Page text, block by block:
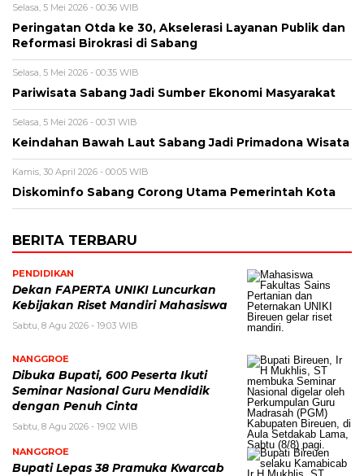
Selasa, 5 Mei 2026 - 00:36 WIB
Peringatan Otda ke 30, Akselerasi Layanan Publik dan
Reformasi Birokrasi di Sabang
Selasa, 5 Mei 2026 - 00:35 WIB
Pariwisata Sabang Jadi Sumber Ekonomi Masyarakat
Selasa, 5 Mei 2026 - 00:31 WIB
Keindahan Bawah Laut Sabang Jadi Primadona Wisata
Kamis, 30 April 2026 - 00:05 WIB
Diskominfo Sabang Corong Utama Pemerintah Kota
BERITA TERBARU
PENDIDIKAN
Dekan FAPERTA UNIKI Luncurkan
Kebijakan Riset Mandiri Mahasiswa
Sabtu, 8 Agu 2026 - 19:03 WIB
NANGGROE
Dibuka Bupati, 600 Peserta Ikuti
Seminar Nasional Guru Mendidik
dengan Penuh Cinta
Sabtu, 8 Agu 2026 - 19:02 WIB
NANGGROE
Bupati Lepas 38 Pramuka Kwarcab